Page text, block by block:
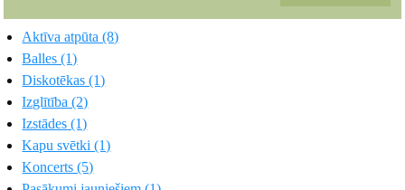
Aktīva atpūta (8)
Balles (1)
Diskotēkas (1)
Izglītība (2)
Izstādes (1)
Kapu svētki (1)
Koncerts (5)